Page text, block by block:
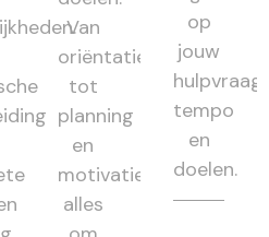
Van
oriëntatie
tot
planning
en
motivatie:
alles
op
jouw
hulpvraag,
tempo
en
doelen.